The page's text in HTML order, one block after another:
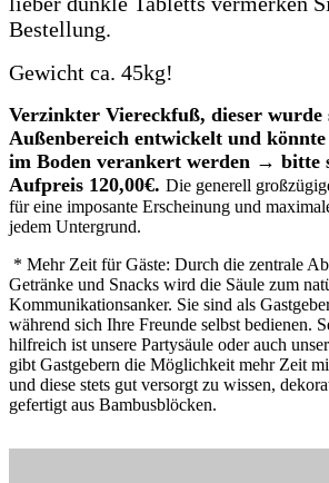
Bestellung.
Gewicht ca. 45kg!
Verzinkter Viereckfuß, dieser wurde
Außenbereich entwickelt und
im Boden verankert werden → bitte
Aufpreis 120,00€. Die generell
für eine imposante Erscheinung und
jedem Untergrund.
* Mehr Zeit für Gäste: Durch die zentrale
Getränke und Snacks wird die Säule zum
Kommunikationsanker. Sie sind als
während sich Ihre Freunde selbst bedienen.
hilfreich ist unsere Partysäule oder auch
gibt Gastgebern die Möglichkeit mehr Zeit
und diese stets gut versorgt zu wissen,
gefertigt aus Bambusblöcken.